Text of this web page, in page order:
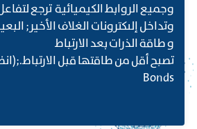
وجميع الروابط الكيميائية ترجع
وتداخل إلىكترونات الغلاف الأخير;
و طاقة الذرات بعد الارتباط
Bonds